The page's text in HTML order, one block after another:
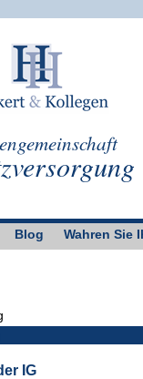
Blog Wahren Sie
IG